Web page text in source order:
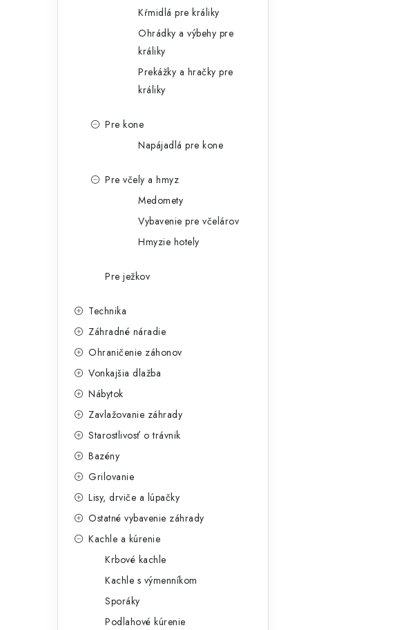
Kŕmidlá pre králiky
Ohrádky a výbehy pre
králiky
Prekážky a hračky pre
králiky
Pre kone
Napájadlá pre kone
Pre včely a hmyz
Medomety
Vybavenie pre včelárov
Hmyzie hotely
Pre ježkov
Technika
Záhradné náradie
Ohraničenie záhonov
Vonkajšia dlažba
Nábytok
Zavlažovanie záhrady
Starostlivosť o trávnik
Bazény
Grilovanie
Lisy, drviče a lúpačky
Ostatné vybavenie záhrady
Kachle a kúrenie
Krbové kachle
Kachle s výmenníkom
Sporáky
Podlahové kúrenie